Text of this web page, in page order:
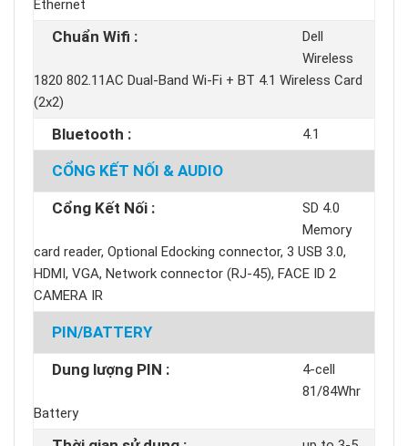
Ethernet
Chuẩn Wifi :
Dell
Wireless
1820 802.11AC Dual-Band Wi-Fi + BT 4.1 Wireless Card
(2x2)
Bluetooth : 4.1
CỔNG KẾT NỐI & AUDIO
Cổng Kết Nối :
SD 4.0
Memory
card reader, Optional Edocking connector, 3 USB 3.0,
HDMI, VGA, Network connector (RJ-45), FACE ID 2
CAMERA IR
PIN/BATTERY
Dung lượng PIN :
4-cell
81/84Whr
Battery